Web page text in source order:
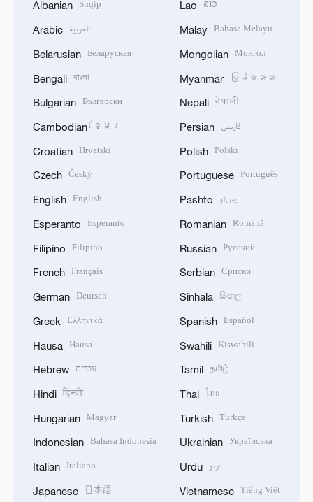
Albanian Shqip
Arabic العربية
Belarusian Беларуская
Bengali বাংলা
Bulgarian Български
Cambodian ខ្មែរ
Croatian Hrvatski
Czech Český
English English
Esperanto Esperanto
Filipino Filipino
French Français
German Deutsch
Greek Ελληνικά
Hausa Hausa
Hebrew עברית
Hindi हिन्दी
Hungarian Magyar
Indonesian Bahasa Indonesia
Italian Italiano
Japanese 日本語
Lao ລາວ
Malay Bahasa Melayu
Mongolian Монгол
Myanmar မြန်မာဘာသာ
Nepali नेपाली
Persian فارسی
Polish Polski
Portuguese Português
Pashto پښتو
Romanian Română
Russian Русский
Serbian Српски
Sinhala සිංහල
Spanish Español
Swahili Kiswahili
Tamil தமிழ்
Thai ไทย
Turkish Türkçe
Ukrainian Українська
Urdu اردو
Vietnamese Tiếng Việt